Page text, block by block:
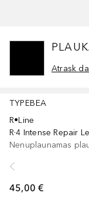
Atrask
TYPEBEA
R•Line
45,00 €